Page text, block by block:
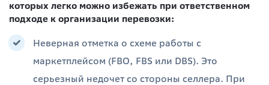
которых легко можно избежать при ответственном
подходе к организации перевозки:
Неверная отметка о схеме работы с
маркетплейсом (FBO, FBS или DBS). Это
серьезный недочет со стороны селлера. При